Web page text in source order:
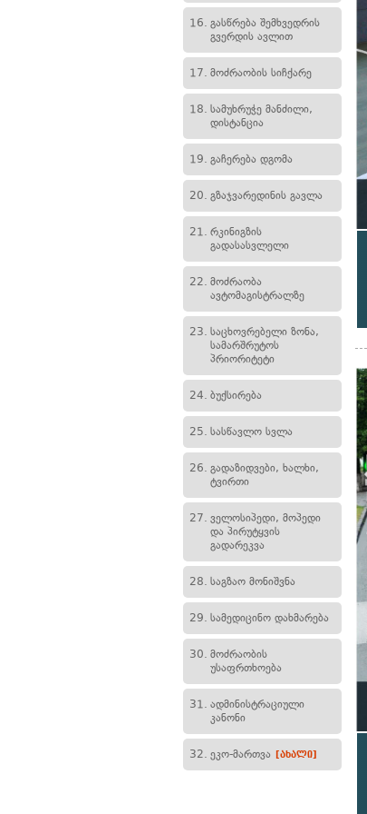
16. გასწრება შემხვედრის
გვერდის ავლით
17. მოძრაობის სიჩქარე
18. სამუხრუჭე მანძილი,
დისტანცია
19. გაჩერება დგომა
20. გზაჯვარედინის გავლა
21. რკინიგზის
გადასასვლელი
22. მოძრაობა
ავტომაგისტრალზე
23. საცხოვრებელი ზონა,
სამარშრუტოს
პრიორიტეტი
24. ბუქსირება
25. სასწავლო სვლა
26. გადაზიდვები, ხალხი,
ტვირთი
27. ველოსიპედი, მოპედი
და პირუტყვის
გადარეკვა
28. საგზაო მონიშვნა
29. სამედიცინო დახმარება
30. მოძრაობის
უსაფრთხოება
31. ადმინისტრაციული
კანონი
32. ეკო-მართვა [ახალი]